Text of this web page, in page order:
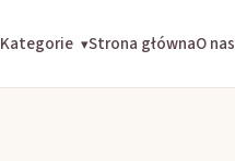
Kategorie ▾Strona głównaO nas